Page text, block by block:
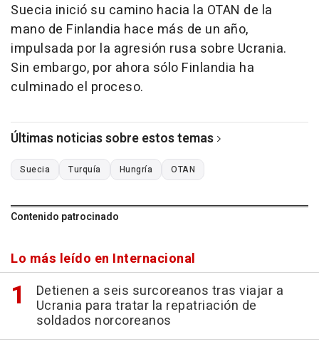
Suecia inició su camino hacia la OTAN de la
mano de Finlandia hace más de un año,
impulsada por la agresión rusa sobre Ucrania.
Sin embargo, por ahora sólo Finlandia ha
culminado el proceso.
Últimas noticias sobre estos temas
Suecia Turquía Hungría OTAN
Contenido patrocinado
Lo más leído en Internacional
Detienen a seis surcoreanos tras viajar a
Ucrania para tratar la repatriación de
soldados norcoreanos